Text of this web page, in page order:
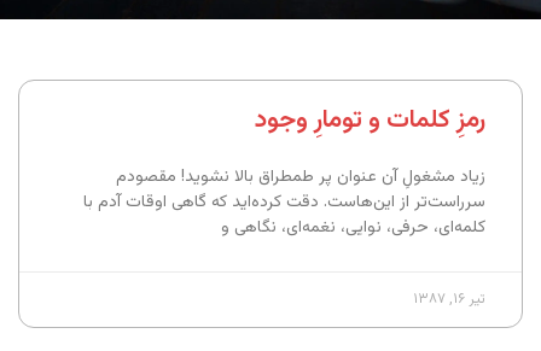
رمزِ کلمات و تومارِ وجود
زیاد مشغولِ آن عنوان پر طمطراق بالا نشوید! مقصودم
سرراست‌تر از این‌هاست. دقت کرده‌اید که گاهی اوقات آدم با
کلمه‌ای، حرفی، نوایی، نغمه‌ای، نگاهی و
تیر ۱۶, ۱۳۸۷